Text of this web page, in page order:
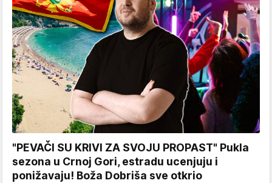
"PEVAČI SU KRIVI ZA SVOJU PROPAST" Pukla
sezona u Crnoj Gori, estradu ucenjuju i
ponižavaju! Boža Dobriša sve otkrio